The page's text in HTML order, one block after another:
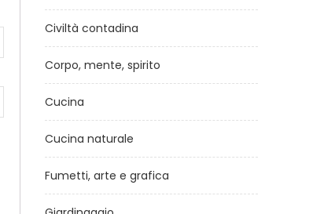
Civiltà contadina
Corpo, mente, spirito
Cucina
Cucina naturale
Fumetti, arte e grafica